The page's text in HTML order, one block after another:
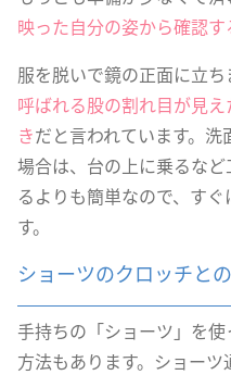
映った自分の姿から確認す
服を脱いで鏡の正面に立ち
呼ばれる股の割れ目が見
きだと言われています。
場合は、台の上に乗るな
るよりも簡単なので、す
す。
ショーツのクロッチと
手持ちの「ショーツ」を
方法もあります。ショー